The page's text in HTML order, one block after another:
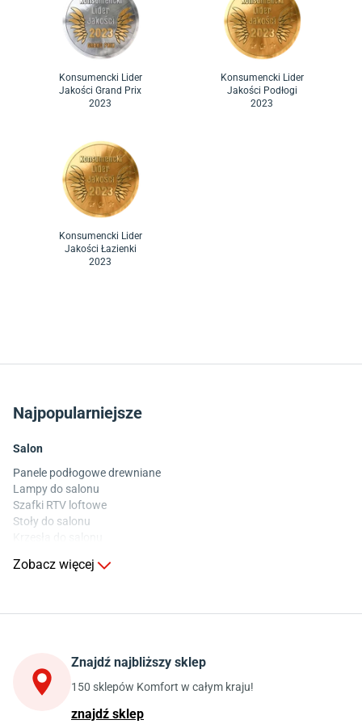
Konsumencki Lider
Jakości Grand Prix
2023
Konsumencki Lider
Jakości Podłogi
2023
Konsumencki Lider
Jakości Łazienki
2023
Najpopularniejsze
Salon
Panele podłogowe drewniane
Lampy do salonu
Szafki RTV loftowe
Stoły do salonu
Stoły do kuchni
Szafki kuchenne wiszące (górne)
Szafki pod zlewozmywak
Blaty kuchenne laminowane
Zobacz więcej
Znajdź najbliższy sklep
150 sklepów Komfort w całym kraju!
znajdź sklep